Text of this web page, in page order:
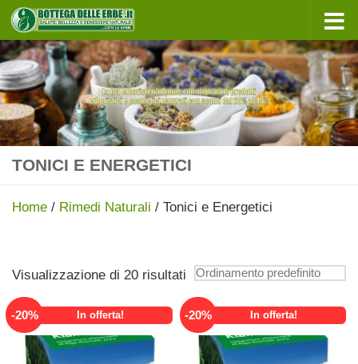
Sotto il contenuto
TONICI E ENERGETICI
Home / Rimedi Naturali / Tonici e Energetici
Visualizzazione di 20 risultati
-20% In offerta! -20% In offerta!